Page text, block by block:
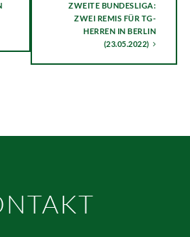
ZWEITE BUNDESLIGA:
ZWEI REMIS FÜR TG-
HERREN IN BERLIN
(23.05.2022)